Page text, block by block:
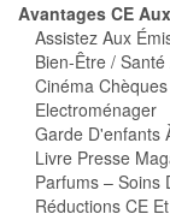
Avantages CE
Assistez Aux
Bien-Être / Santé
Cinéma
Electroménager
Garde D'enfants
Livre Presse
Parfums – Soins
Réductions CE